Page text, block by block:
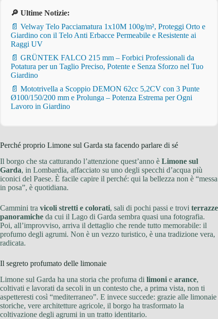
🔎 Ultime Notizie:
📄 Velway Telo Pacciamatura 1x10M 100g/m², Proteggi Orto e
Giardino con il Telo Anti Erbacce Permeabile e Resistente ai
Raggi UV
📄 GRÜNTEK FALCO 215 mm – Forbici Professionali da
Potatura per un Taglio Preciso, Potente e Senza Sforzo nel Tuo
Giardino
📄 Mototrivella a Scoppio DEMON 62cc 5,2CV con 3 Punte
Ø100/150/200 mm e Prolunga – Potenza Estrema per Ogni
Lavoro in Giardino
Perché proprio Limone sul Garda sta facendo parlare di sé
Il borgo che sta catturando l’attenzione quest’anno è Limone sul
Garda, in Lombardia, affacciato su uno degli specchi d’acqua più
iconici del Paese. È facile capire il perché: qui la bellezza non è “messa
in posa”, è quotidiana.
Cammini tra vicoli stretti e colorati, sali di pochi passi e trovi terrazze
panoramiche da cui il Lago di Garda sembra quasi una fotografia.
Poi, all’improvviso, arriva il dettaglio che rende tutto memorabile: il
profumo degli agrumi. Non è un vezzo turistico, è una tradizione vera,
radicata.
Il segreto profumato delle limonaie
Limone sul Garda ha una storia che profuma di limoni e arance,
coltivati e lavorati da secoli in un contesto che, a prima vista, non ti
aspetteresti così “mediterraneo”. E invece succede: grazie alle limonaie
storiche, vere architetture agricole, il borgo ha trasformato la
coltivazione degli agrumi in un tratto identitario.